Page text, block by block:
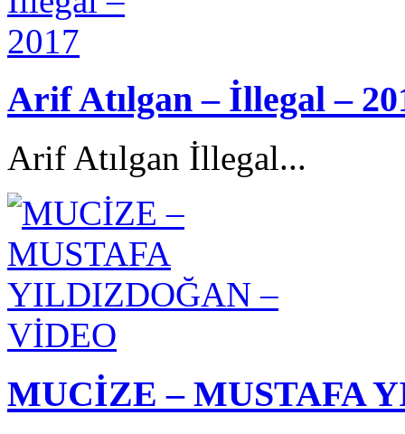
Arif Atılgan – İllegal –
Arif Atılgan İllegal...
MUCİZE – MUSTAFA